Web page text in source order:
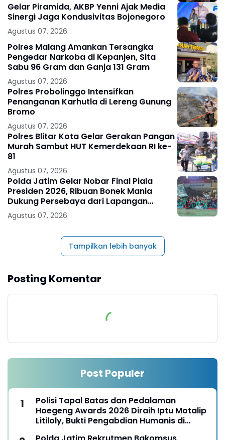
Gelar Piramida, AKBP Yenni Ajak Media
Sinergi Jaga Kondusivitas Bojonegoro
Agustus 07, 2026
Polres Malang Amankan Tersangka
Pengedar Narkoba di Kepanjen, Sita
Sabu 96 Gram dan Ganja 131 Gram
Agustus 07, 2026
Polres Probolinggo Intensifkan
Penanganan Karhutla di Lereng Gunung
Bromo
Agustus 07, 2026
Polres Blitar Kota Gelar Gerakan Pangan
Murah Sambut HUT Kemerdekaan RI ke-
81
Agustus 07, 2026
Polda Jatim Gelar Nobar Final Piala
Presiden 2026, Ribuan Bonek Mania
Dukung Persebaya dari Lapangan
Mapolda
Agustus 07, 2026
Tampilkan lebih banyak
Posting Komentar
Post Populer
Polisi Tapal Batas dan Pedalaman
Hoegeng Awards 2026 Diraih Iptu Motalip
Litiloly, Bukti Pengabdian Humanis di